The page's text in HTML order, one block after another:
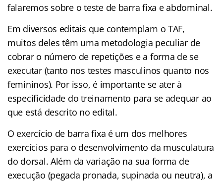
falaremos sobre o teste de barra fixa e abdominal.
Em diversos editais que contemplam o TAF,
muitos deles têm uma metodologia peculiar de
cobrar o número de repetições e a forma de se
executar (tanto nos testes masculinos quanto nos
femininos). Por isso, é importante se ater à
especificidade do treinamento para se adequar ao
que está descrito no edital.
O exercício de barra fixa é um dos melhores
exercícios para o desenvolvimento da musculatura
do dorsal. Além da variação na sua forma de
execução (pegada pronada, supinada ou neutra), a